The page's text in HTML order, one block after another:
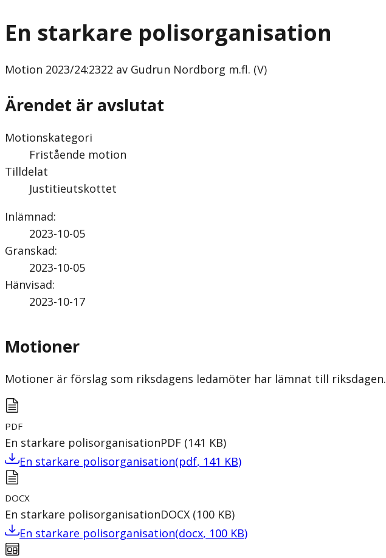
En starkare polisorganisation
Motion 2023/24:2322 av Gudrun Nordborg m.fl. (V)
Ärendet är avslutat
Motionskategori
Fristående motion
Tilldelat
Justitieutskottet
Inlämnad:
2023-10-05
Granskad:
2023-10-05
Hänvisad:
2023-10-17
Motioner
Motioner är förslag som riksdagens ledamöter har lämnat till riksdagen.
PDF
En starkare polisorganisationPDF (141 KB)
En starkare polisorganisation(pdf, 141 KB)
DOCX
En starkare polisorganisationDOCX (100 KB)
En starkare polisorganisation(docx, 100 KB)